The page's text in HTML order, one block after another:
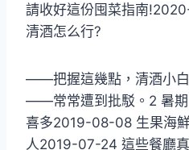
請收好這份囤菜指南
清酒怎么行?
——把握這幾點，清酒小
——常常遭到批駁。2 暑期
喜多2019-08-08 生果海
人2019-07-24 這些餐廳